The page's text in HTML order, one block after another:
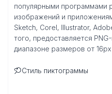
популярными программами
изображений и
Sketch, Corel, Illustrator,
того, предоставляется
диапазоне размеров от
Стиль пиктограммы